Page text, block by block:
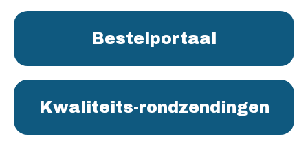
Bestelportaal
Kwaliteits-rondzendingen